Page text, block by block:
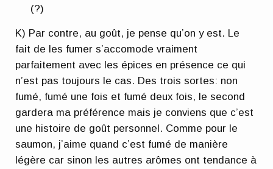
(?)
K) Par contre, au goût, je pense qu’on y est. Le
fait de les fumer s’accomode vraiment
parfaitement avec les épices en présence ce qui
n’est pas toujours le cas. Des trois sortes: non
fumé, fumé une fois et fumé deux fois, le second
gardera ma préférence mais je conviens que c’est
une histoire de goût personnel. Comme pour le
saumon, j’aime quand c’est fumé de manière
légère car sinon les autres arômes ont tendance à